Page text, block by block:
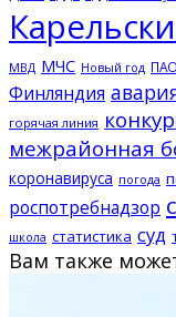
МВД МЧС Новый год
Финляндия
горячая линия
межрайонная
коронавируса погода
роспотребнадзор
школа статистика суд
Вам также